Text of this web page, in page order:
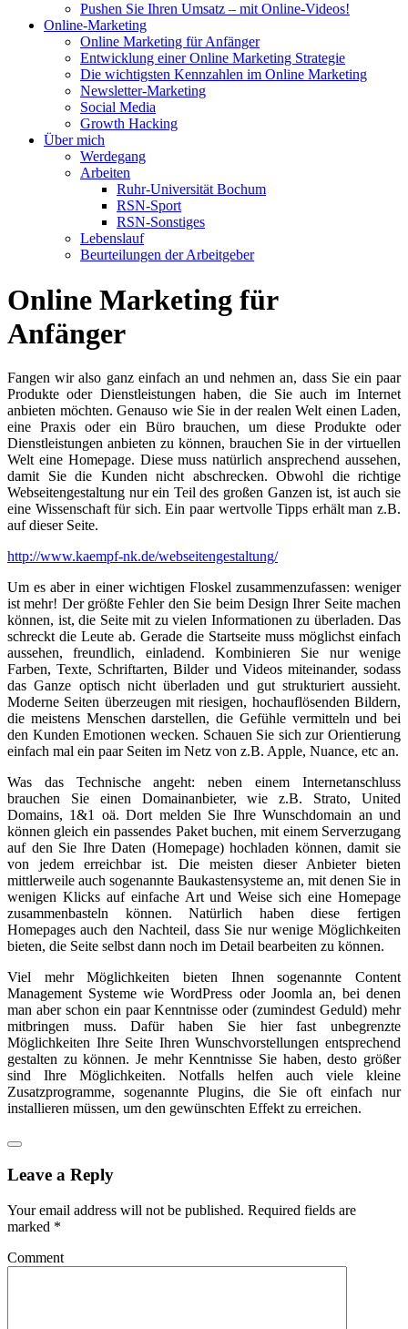
Pushen Sie Ihren Umsatz – mit Online-Videos!
Online-Marketing
Online Marketing für Anfänger
Entwicklung einer Online Marketing Strategie
Die wichtigsten Kennzahlen im Online Marketing
Newsletter-Marketing
Social Media
Growth Hacking
Über mich
Werdegang
Arbeiten
Ruhr-Universität Bochum
RSN-Sport
RSN-Sonstiges
Lebenslauf
Beurteilungen der Arbeitgeber
Online Marketing für
Anfänger
Fangen wir also ganz einfach an und nehmen an, dass Sie ein paar
Produkte oder Dienstleistungen haben, die Sie auch im Internet
anbieten möchten. Genauso wie Sie in der realen Welt einen Laden,
eine Praxis oder ein Büro brauchen, um diese Produkte oder
Dienstleistungen anbieten zu können, brauchen Sie in der virtuellen
Welt eine Homepage. Diese muss natürlich ansprechend aussehen,
damit Sie die Kunden nicht abschrecken. Obwohl die richtige
Webseitengestaltung nur ein Teil des großen Ganzen ist, ist auch sie
eine Wissenschaft für sich. Ein paar wertvolle Tipps erhält man z.B.
auf dieser Seite.
http://www.kaempf-nk.de/webseitengestaltung/
Um es aber in einer wichtigen Floskel zusammenzufassen: weniger
ist mehr! Der größte Fehler den Sie beim Design Ihrer Seite machen
können, ist, die Seite mit zu vielen Informationen zu überladen. Das
schreckt die Leute ab. Gerade die Startseite muss möglichst einfach
aussehen, freundlich, einladend. Kombinieren Sie nur wenige
Farben, Texte, Schriftarten, Bilder und Videos miteinander, sodass
das Ganze optisch nicht überladen und gut strukturiert aussieht.
Moderne Seiten überzeugen mit riesigen, hochauflösenden Bildern,
die meistens Menschen darstellen, die Gefühle vermitteln und bei
den Kunden Emotionen wecken. Schauen Sie sich zur Orientierung
einfach mal ein paar Seiten im Netz von z.B. Apple, Nuance, etc an.
Was das Technische angeht: neben einem Internetanschluss
brauchen Sie einen Domainanbieter, wie z.B. Strato, United
Domains, 1&1 oä. Dort melden Sie Ihre Wunschdomain an und
können gleich ein passendes Paket buchen, mit einem Serverzugang
auf den Sie Ihre Daten (Homepage) hochladen können, damit sie
von jedem erreichbar ist. Die meisten dieser Anbieter bieten
mittlerweile auch sogenannte Baukastensysteme an, mit denen Sie in
wenigen Klicks auf einfache Art und Weise sich eine Homepage
zusammenbasteln können. Natürlich haben diese fertigen
Homepages auch den Nachteil, dass Sie nur wenige Möglichkeiten
bieten, die Seite selbst dann noch im Detail bearbeiten zu können.
Viel mehr Möglichkeiten bieten Ihnen sogenannte Content
Management Systeme wie WordPress oder Joomla an, bei denen
man aber schon ein paar Kenntnisse oder (zumindest Geduld) mehr
mitbringen muss. Dafür haben Sie hier fast unbegrenzte
Möglichkeiten Ihre Seite Ihren Wunschvorstellungen entsprechend
gestalten zu können. Je mehr Kenntnisse Sie haben, desto größer
sind Ihre Möglichkeiten. Notfalls helfen auch viele kleine
Zusatzprogramme, sogenannte Plugins, die Sie oft einfach nur
installieren müssen, um den gewünschten Effekt zu erreichen.
Leave a Reply
Your email address will not be published. Required fields are
marked *
Comment